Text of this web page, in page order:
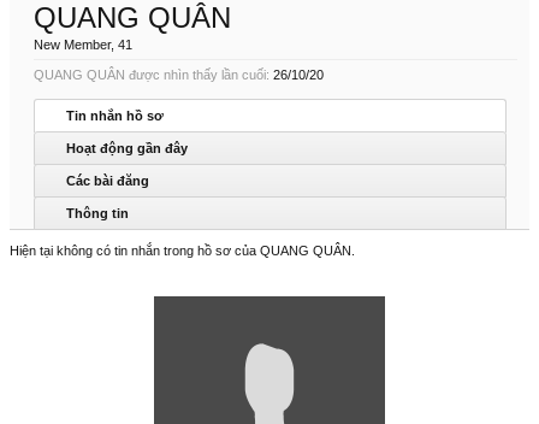
QUANG QUÂN
New Member, 41
QUANG QUÂN được nhìn thấy lần cuối: 26/10/20
Tin nhắn hồ sơ
Hoạt động gần đây
Các bài đăng
Thông tin
Hiện tại không có tin nhắn trong hồ sơ của QUANG QUÂN.